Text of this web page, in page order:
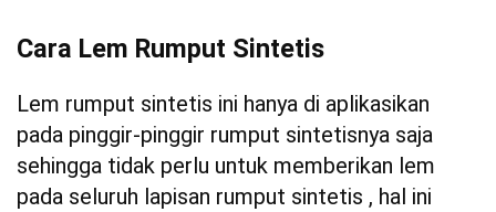
Cara Lem Rumput Sintetis
Lem rumput sintetis ini hanya di aplikasikan
pada pinggir-pinggir rumput sintetisnya saja
sehingga tidak perlu untuk memberikan lem
pada seluruh lapisan rumput sintetis , hal ini